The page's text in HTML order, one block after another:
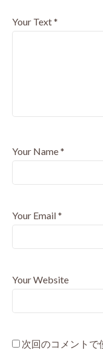
Your Text*
Your Name*
Your Email*
Your Website
次回のコメントで